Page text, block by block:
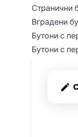
Странични
Вградени
Бутони с
Бутони с